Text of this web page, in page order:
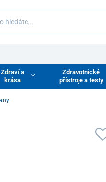
Zdraví a
krása
Zdravotnické
přístroje a testy